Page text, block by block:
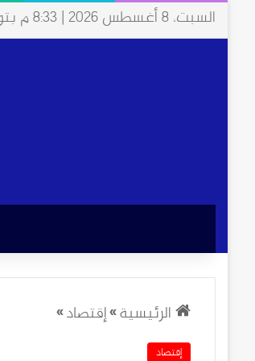
السبت، 8 أغسطس 2026 | 8:33 م بتوقيت القاهرة
الرئيسية»إقتصاد»
إقتصاد